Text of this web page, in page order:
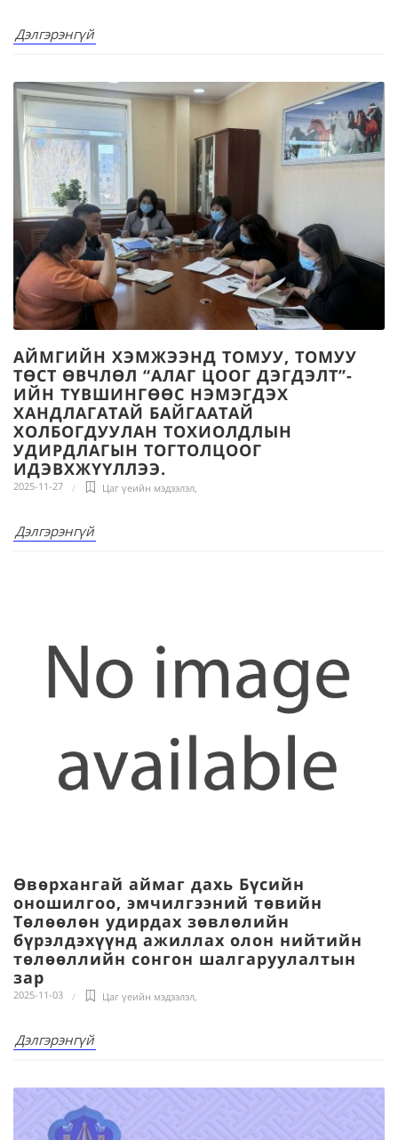
Дэлгэрэнгүй
АЙМГИЙН ХЭМЖЭЭНД ТОМУУ, ТОМУУ
ТӨСТ ӨВЧЛӨЛ “АЛАГ ЦООГ ДЭГДЭЛТ”-
ИЙН ТҮВШИНГӨӨС НЭМЭГДЭХ
ХАНДЛАГАТАЙ БАЙГААТАЙ
ХОЛБОГДУУЛАН ТОХИОЛДЛЫН
УДИРДЛАГЫН ТОГТОЛЦООГ
ИДЭВХЖҮҮЛЛЭЭ.
2025-11-27 Цаг үеийн мэдээлэл,
Дэлгэрэнгүй
Өвөрхангай аймаг дахь Бүсийн
оношилгоо, эмчилгээний төвийн
Төлөөлөн удирдах зөвлөлийн
бүрэлдэхүүнд ажиллах олон нийтийн
төлөөллийн сонгон шалгаруулалтын
зар
2025-11-03 Цаг үеийн мэдээлэл,
Дэлгэрэнгүй